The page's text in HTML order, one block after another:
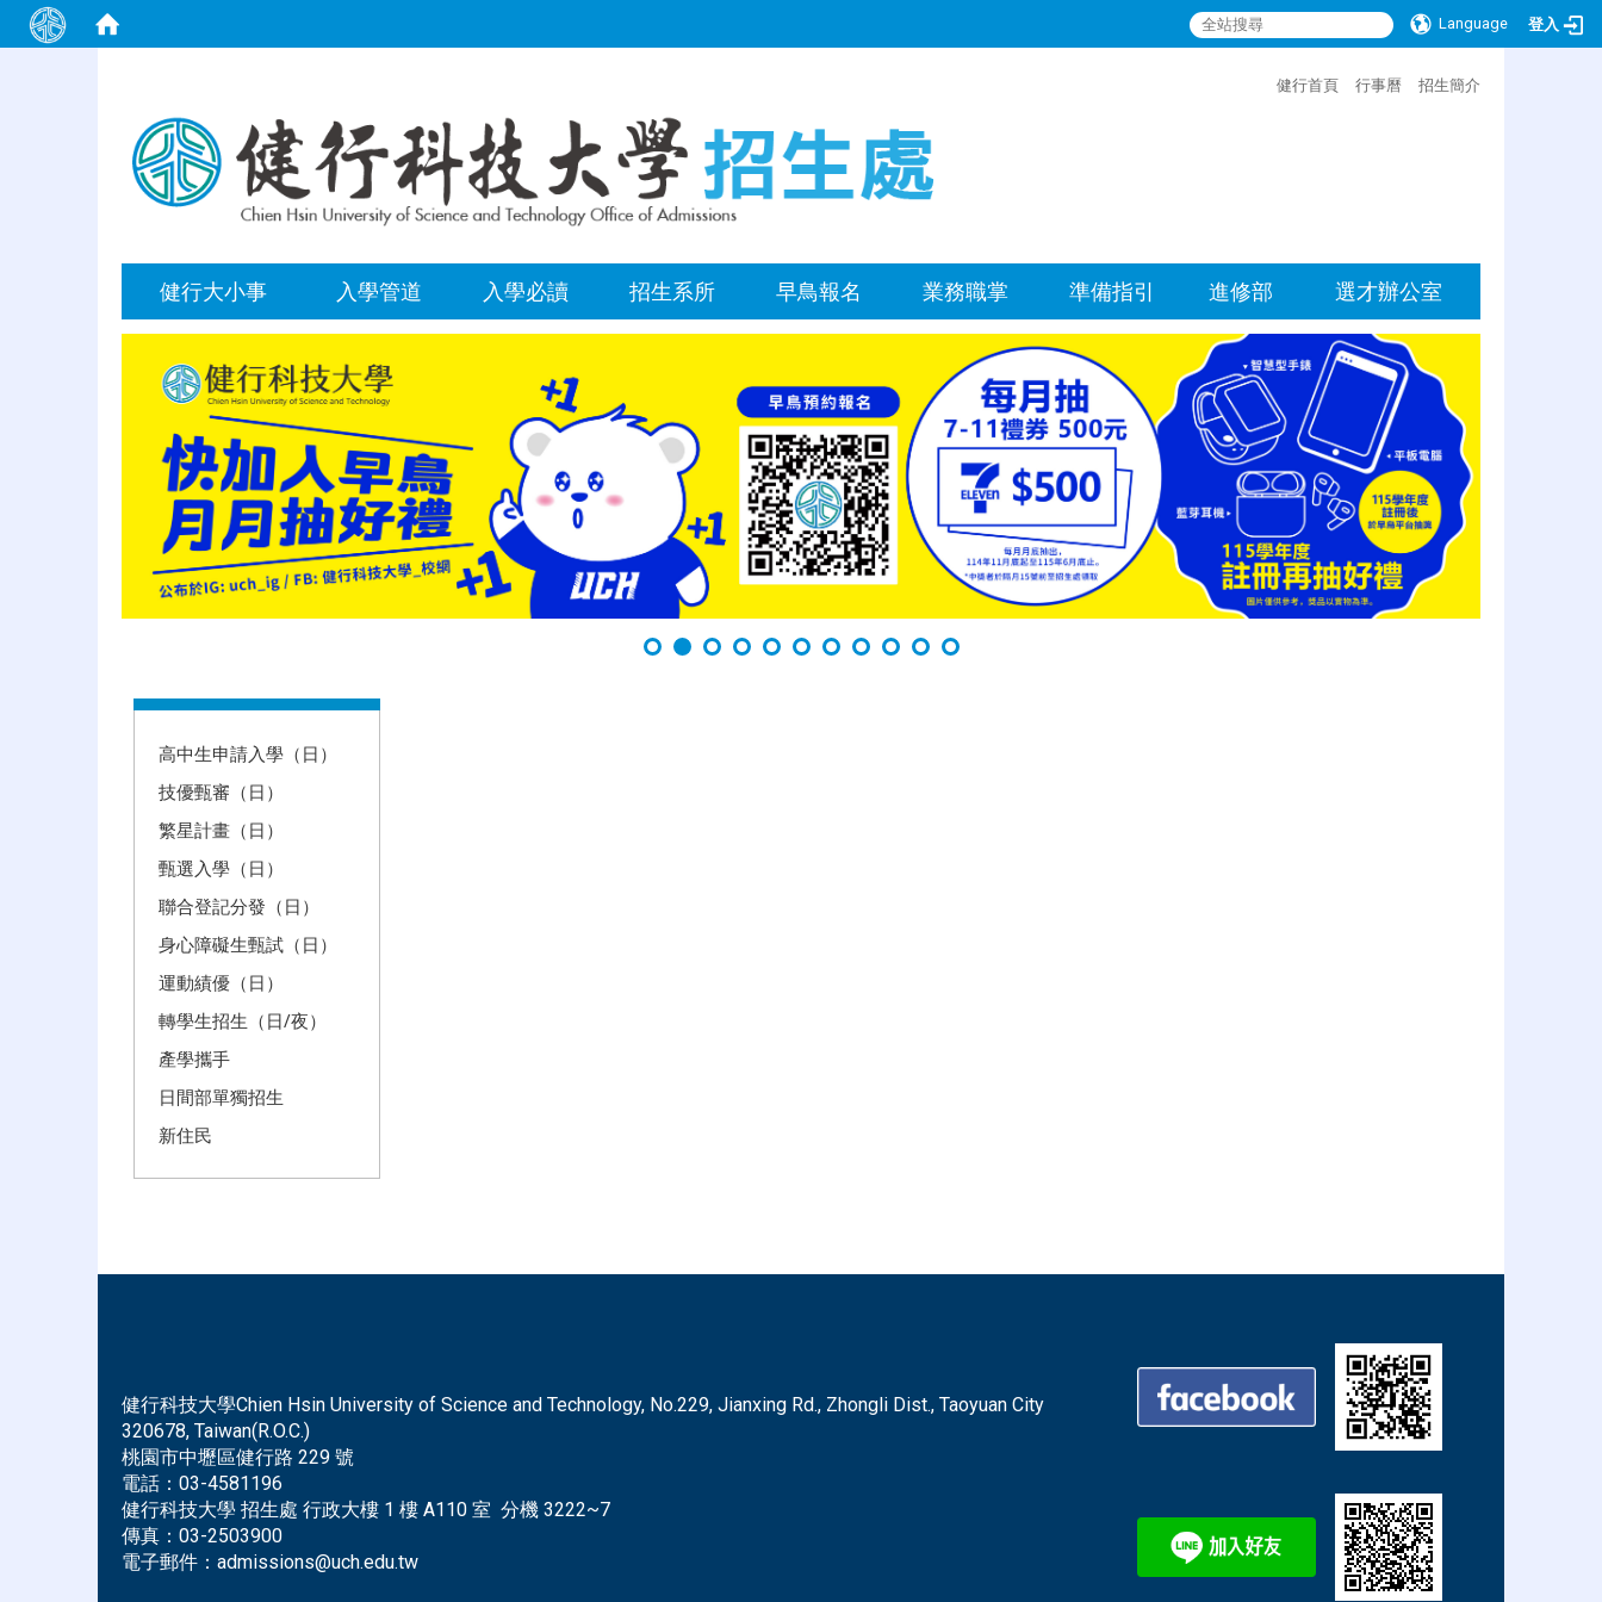
Language 登入
健行首頁 行事曆 招生簡介
健行大小事 入學管道 入學必讀 招生系所 早鳥報名 業務職掌 準備指引 進修部 選才辦公室
高中生申請入學（日）
技優甄審（日）
繁星計畫（日）
甄選入學（日）
聯合登記分發（日）
身心障礙生甄試（日）
運動績優（日）
轉學生招生（日/夜）
產學攜手
日間部單獨招生
新住民
健行科技大學Chien Hsin University of Science and Technology, No.229, Jianxing Rd., Zhongli Dist., Taoyuan City
320678, Taiwan(R.O.C.)
桃園市中壢區健行路 229 號
電話： 03-4581196
健行科技大學 招生處 行政大樓 1 樓 A110 室 分機 3222~7
傳真： 03-2503900
電子郵件： admissions@uch.edu.tw